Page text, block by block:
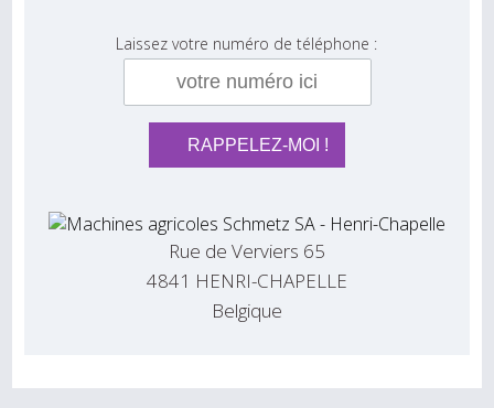
Laissez votre numéro de téléphone :
Rue de Verviers 65
4841 HENRI-CHAPELLE
Belgique